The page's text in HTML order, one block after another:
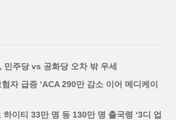
민주당 vs 공화당 오차 밖 우세
자 급증 ‘ACA 290만 감소 이어 메디케이
하이티 33만 명 등 130만 명 출국령 ‘3디 업